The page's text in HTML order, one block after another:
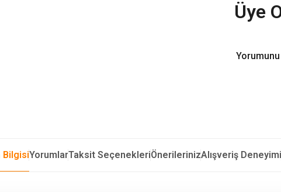
Üye
BilgisiYorumlarTaksit SeçenekleriÖnerilerinizAlışveriş Deneyimi